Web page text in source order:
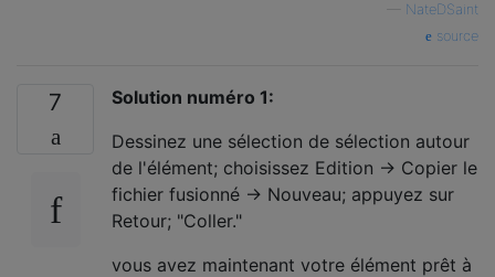
NateDSaint
source
7
Solution numéro 1:
Dessinez une sélection de sélection autour
de l'élément; choisissez Edition → Copier le
fichier fusionné → Nouveau; appuyez sur
Retour; "Coller."
vous avez maintenant votre élément prêt à